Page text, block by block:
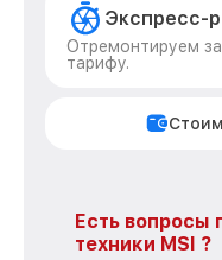
Экспресс-
Отремонтируем
тарифу.
Есть вопросы
техники MSI ?